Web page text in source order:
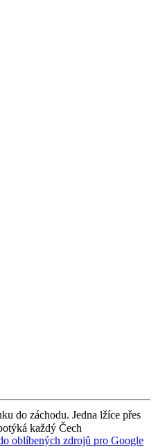
do záchodu. Jedna lžíce přes
každý Čech
oblíbených zdrojů pro Google